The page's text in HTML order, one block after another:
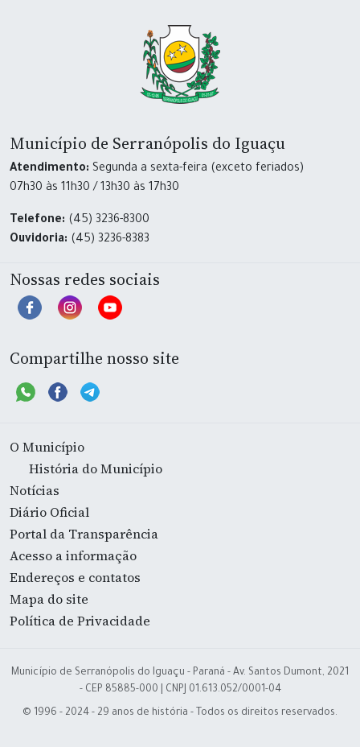
Município de Serranópolis do Iguaçu
Atendimento: Segunda a sexta-feira (exceto feriados)
07h30 às 11h30 / 13h30 às 17h30
Telefone: (45) 3236-8300
Ouvidoria: (45) 3236-8383
Nossas redes sociais
Compartilhe nosso site
O Município
História do Município
Notícias
Diário Oficial
Portal da Transparência
Acesso a informação
Endereços e contatos
Mapa do site
Política de Privacidade
Município de Serranópolis do Iguaçu - Paraná - Av. Santos Dumont, 2021
- CEP 85885-000 | CNPJ 01.613.052/0001-04
© 1996 - 2024 - 29 anos de história - Todos os direitos reservados.